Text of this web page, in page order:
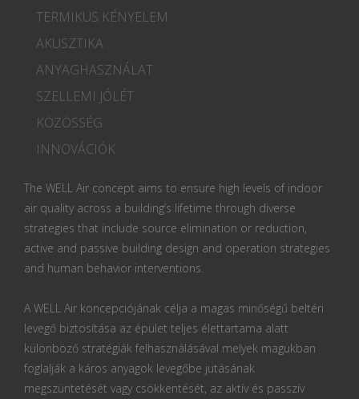
TERMIKUS KÉNYELEM
AKUSZTIKA
ANYAGHASZNÁLAT
SZELLEMI JÓLÉT
KÖZÖSSÉG
INNOVÁCIÓK
The WELL Air concept aims to ensure high levels of indoor
air quality across a building’s lifetime through diverse
strategies that include source elimination or reduction,
active and passive building design and operation strategies
and human behavior interventions.
A WELL Air koncepciójának célja a magas minőségű beltéri
levegő biztosítása az épület teljes élettartama alatt
különböző stratégiák felhasználásával melyek magukban
foglalják a káros anyagok levegőbe jutásának
megszüntetését vagy csökkentését, az aktív és passzív